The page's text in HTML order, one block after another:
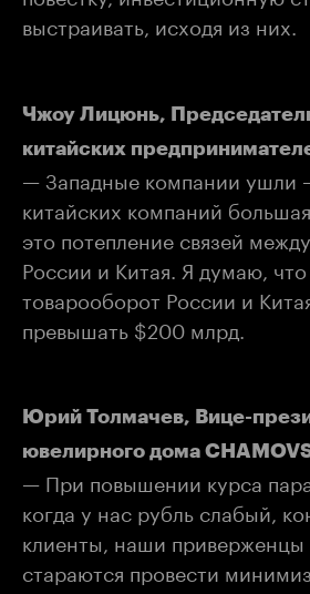
выстраивать, исходя из них.
Чжоу Лицюнь,
китайских
— Западные компании ушли
китайских компаний
это потепление связей
России и Китая. Я думаю,
товарооборот России и
превышать $200 млрд.
Юрий Толмачев, Вице-
ювелирного дома
— При повышении курса
когда у нас рубль слабый,
клиенты, наши приверженцы
стараются провести